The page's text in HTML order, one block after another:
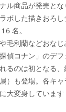
ル商品が発売とな
ボした描きおろ
名。
毛利蘭などおな
偵コナン」のデ
るのは初となる
属）も登場。各キ
大変身しています